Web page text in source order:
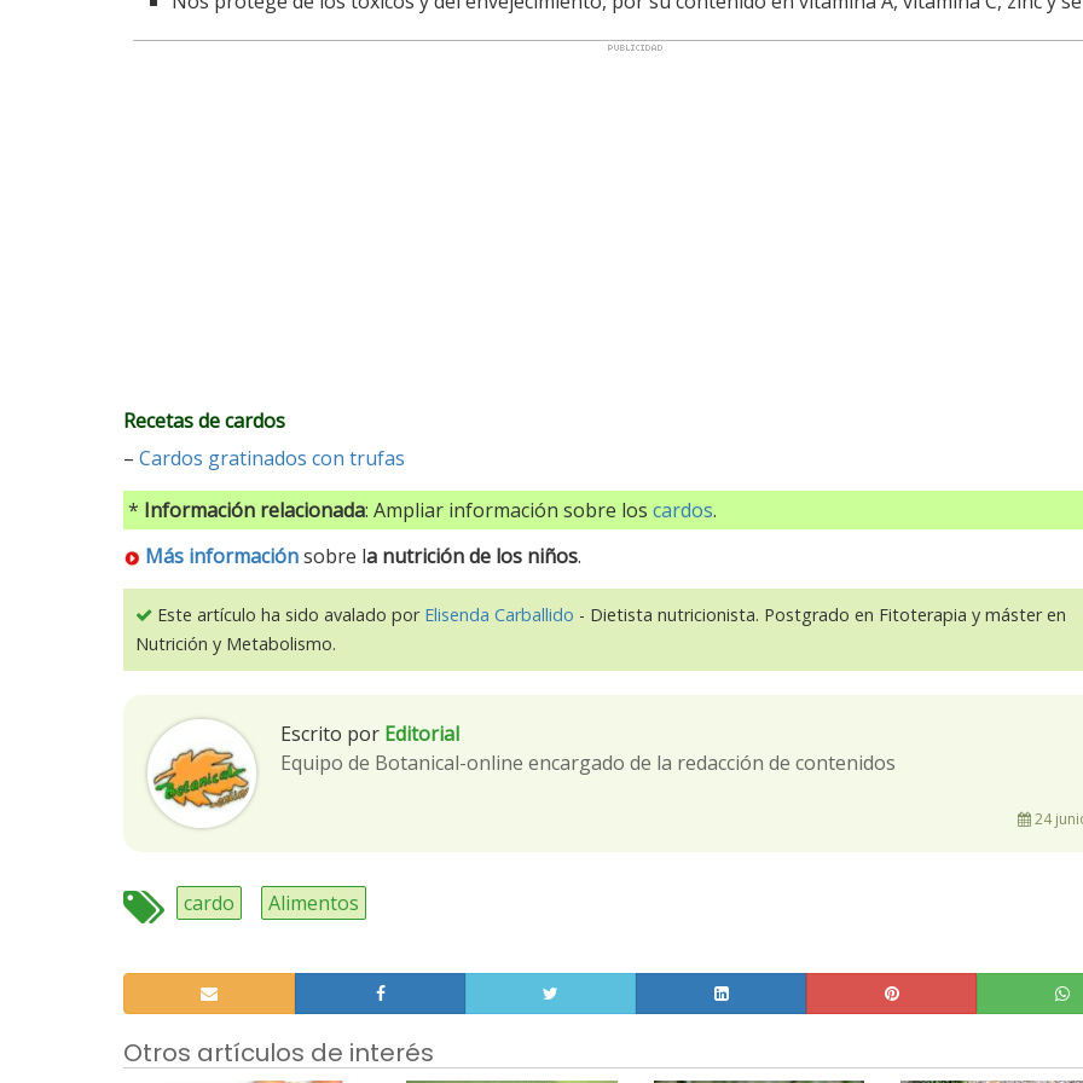
Recetas de cardos
– Cardos gratinados con trufas
* Información relacionada: Ampliar información sobre loscardos.
Más informaciónsobre la nutrición de los niños.
Este artículo ha sido avalado por Elisenda Carballido - Dietista nutricionista. Postgrado en Fitoterapia y máster en
Nutrición y Metabolismo.
Escrito por Editorial
Equipo de Botanical-online encargado de la redacción de contenidos
24
cardo Alimentos
Otros artículos de interés